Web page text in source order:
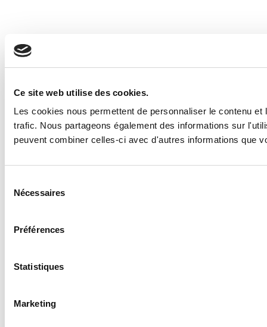
Ce site web utilise des cookies.
Les cookies nous permettent de personnaliser le contenu
trafic. Nous partageons également des informations sur
peuvent combiner celles-ci avec d'autres informations que
Nécessaires
Préférences
Statistiques
Marketing